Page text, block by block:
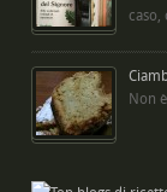
caso,
Non